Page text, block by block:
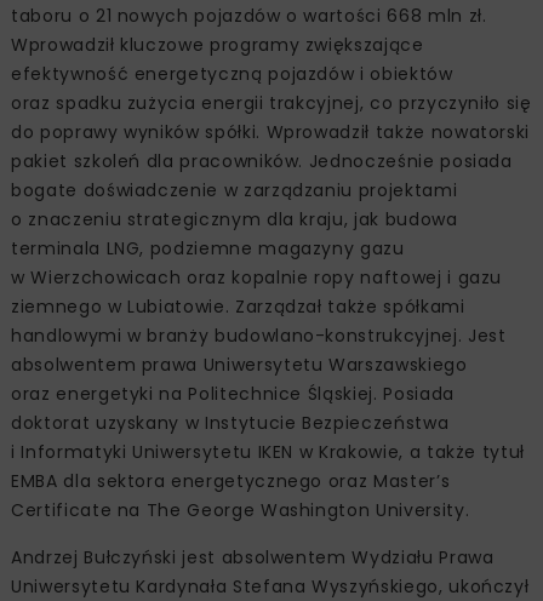
taboru o 21 nowych pojazdów o wartości 668 mln zł.
Wprowadził kluczowe programy zwiększające
efektywność energetyczną pojazdów i obiektów
oraz spadku zużycia energii trakcyjnej, co przyczyniło się
do poprawy wyników spółki. Wprowadził także nowatorski
pakiet szkoleń dla pracowników. Jednocześnie posiada
bogate doświadczenie w zarządzaniu projektami
o znaczeniu strategicznym dla kraju, jak budowa
terminala LNG, podziemne magazyny gazu
w Wierzchowicach oraz kopalnie ropy naftowej i gazu
ziemnego w Lubiatowie. Zarządzał także spółkami
handlowymi w branży budowlano-konstrukcyjnej. Jest
absolwentem prawa Uniwersytetu Warszawskiego
oraz energetyki na Politechnice Śląskiej. Posiada
doktorat uzyskany w Instytucie Bezpieczeństwa
i Informatyki Uniwersytetu IKEN w Krakowie, a także tytuł
EMBA dla sektora energetycznego oraz Master’s
Certificate na The George Washington University.
Andrzej Bułczyński jest absolwentem Wydziału Prawa
Uniwersytetu Kardynała Stefana Wyszyńskiego, ukończył